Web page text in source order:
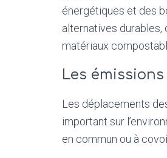
énergétiques et des
alternatives
matériaux
Les
Les déplacements
important sur
en commun ou à